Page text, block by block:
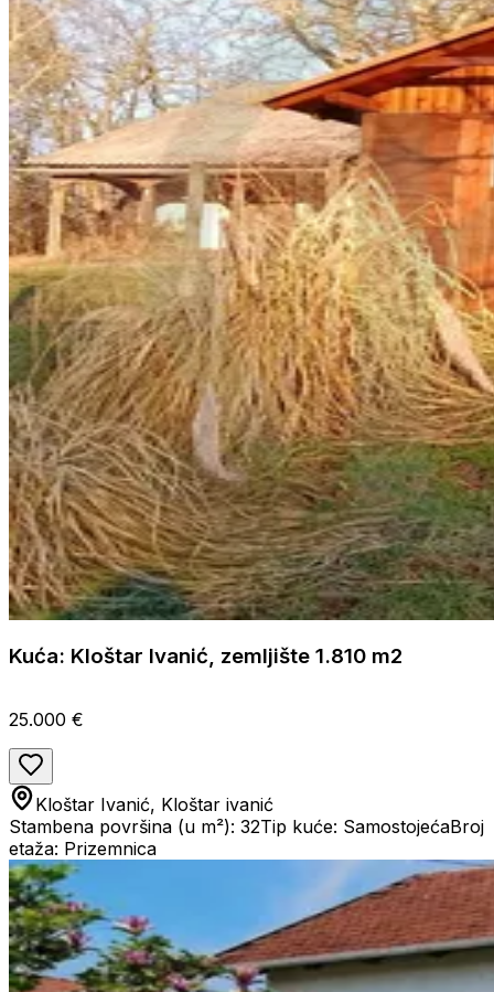
Kuća: Kloštar Ivanić, zemljište 1.810 m2
25.000 €
Kloštar Ivanić, Kloštar ivanić
Stambena površina (u m²): 32Tip kuće: SamostojećaBroj
etaža: Prizemnica